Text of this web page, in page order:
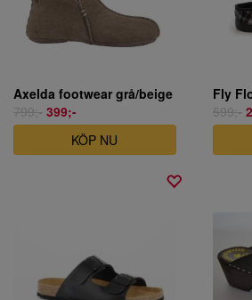
Axelda footwear grå/beige
799;- 399;-
KÖP NU
599;-